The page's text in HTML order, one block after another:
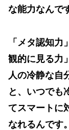
な能力なんで
「 メタ認知力
観的に見る力
人の冷静な自
と、いつでも
てスマートに
なれるんです。